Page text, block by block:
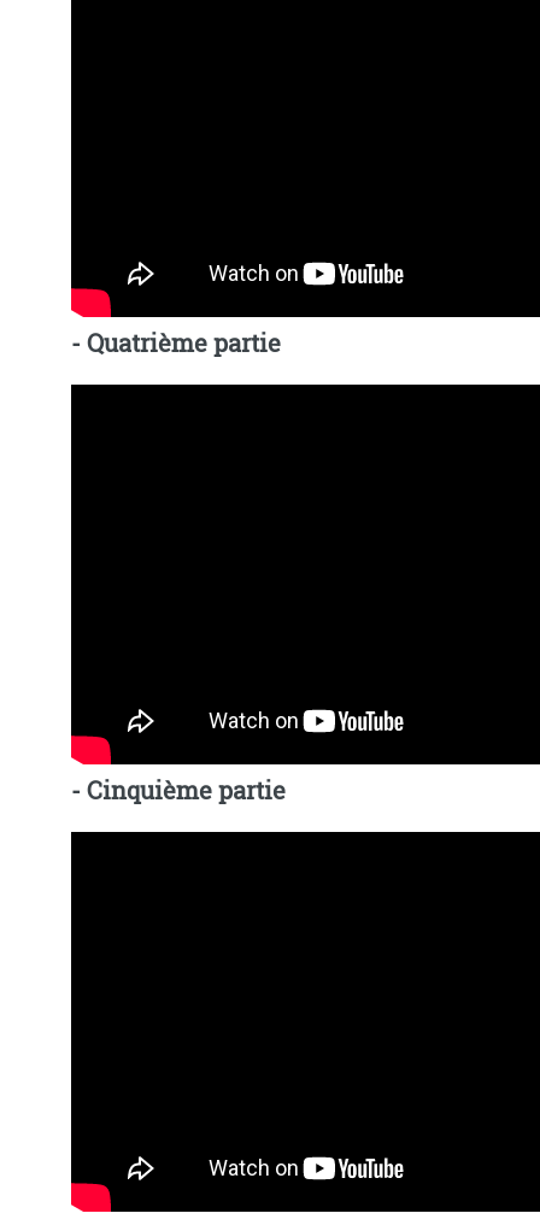
- Quatrième partie
- Cinquième partie